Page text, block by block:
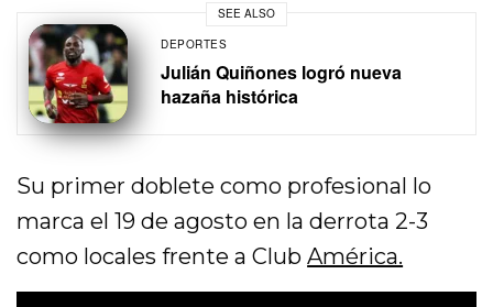
SEE ALSO
DEPORTES
Julián Quiñones logró nueva
hazaña histórica
Su primer doblete como profesional lo
marca el 19 de agosto en la derrota 2-3
como locales frente a ClubAmérica.